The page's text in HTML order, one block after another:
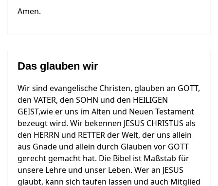
Amen.
Das glauben wir
Wir sind evangelische Christen, glauben an GOTT,
den VATER, den SOHN und den HEILIGEN
GEIST,wie er uns im Alten und Neuen Testament
bezeugt wird. Wir bekennen JESUS CHRISTUS als
den HERRN und RETTER der Welt, der uns allein
aus Gnade und allein durch Glauben vor GOTT
gerecht gemacht hat. Die Bibel ist Maßstab für
unsere Lehre und unser Leben. Wer an JESUS
glaubt, kann sich taufen lassen und auch Mitglied